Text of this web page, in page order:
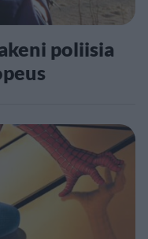
poliisia